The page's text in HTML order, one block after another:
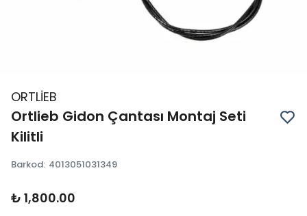
ORTLİEB
Ortlieb Gidon Çantası Montaj Seti
Kilitli
Barkod: 4013051031349
₺ 1,800.00